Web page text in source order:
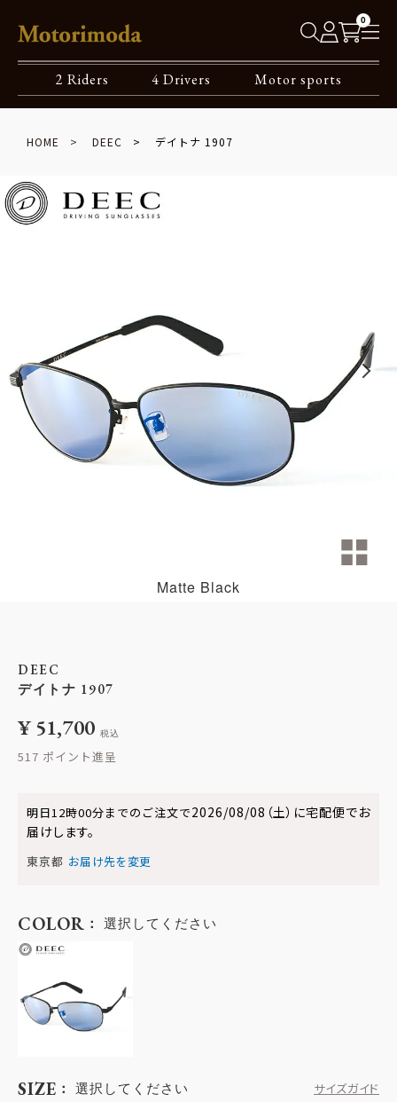
0
2 Riders 4 Drivers Motor sports
HOME DEEC デイトナ 1907
Matte Black
DEEC
デイトナ 1907
¥ 51,700 税込
517
明日12時00分までのご注文で2026/08/08（土） に宅配便でお
届けします。
東京都 お届け先を変更
SIZE 選択してください
サイズガイド
COLOR 選択してください